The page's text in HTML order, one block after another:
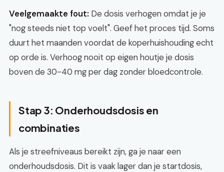
Veelgemaakte fout: De dosis verhogen omdat je je
"nog steeds niet top voelt". Geef het proces tijd. Soms
duurt het maanden voordat de koperhuishouding echt
op orde is. Verhoog nooit op eigen houtje je dosis
boven de 30-40 mg per dag zonder bloedcontrole.
Stap 3: Onderhoudsdosis en
combinaties
Als je streefniveaus bereikt zijn, ga je naar een
onderhoudsdosis. Dit is vaak lager dan je startdosis,